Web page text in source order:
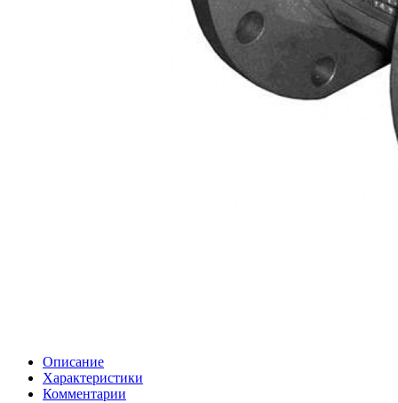
Описание
Характеристики
Комментарии